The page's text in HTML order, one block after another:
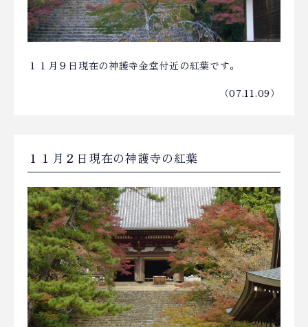
１１月９日現在の神護寺金堂付近の紅葉です。
（07.11.09）
１１月２日現在の神護寺の紅葉